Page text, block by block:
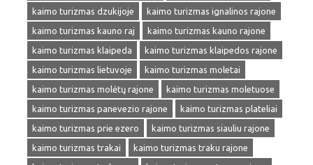
kaimo turizmas dzukijoje
kaimo turizmas ignalinos rajone
kaimo turizmas kauno raj
kaimo turizmas kauno rajone
kaimo turizmas klaipeda
kaimo turizmas klaipedos rajone
kaimo turizmas lietuvoje
kaimo turizmas moletai
kaimo turizmas molėtų rajone
kaimo turizmas moletuose
kaimo turizmas panevezio rajone
kaimo turizmas plateliai
kaimo turizmas prie ezero
kaimo turizmas siauliu rajone
kaimo turizmas trakai
kaimo turizmas traku rajone